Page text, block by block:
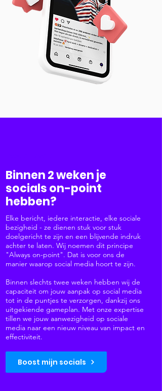
Binnen 2 weken je
socials on-point
hebben?
Elke bericht, iedere interactie, elke sociale
bezigheid - ze dienen stuk voor stuk
doelgericht te zijn en een blijvende indruk
achter te laten. Wij noemen dit principe
"Always on-point". Dat is voor ons de
manier waarop social media hoort te zijn.
Binnen slechts twee weken hebben wij de
capaciteit om jouw aanpak op social media
tot in de puntjes te verzorgen, dankzij ons
uitgekiende gameplan. Met onze expertise
tillen we jouw aanwezigheid op sociale
media naar een nieuw niveau van impact en
effectiviteit.
Boost mijn socials